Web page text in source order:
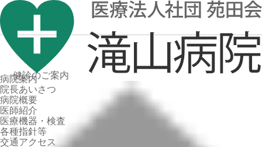
病院案内
院長あいさつ
病院概要
医師紹介
医療機器・検査
各種指針等
交通アクセス
健診のご案内